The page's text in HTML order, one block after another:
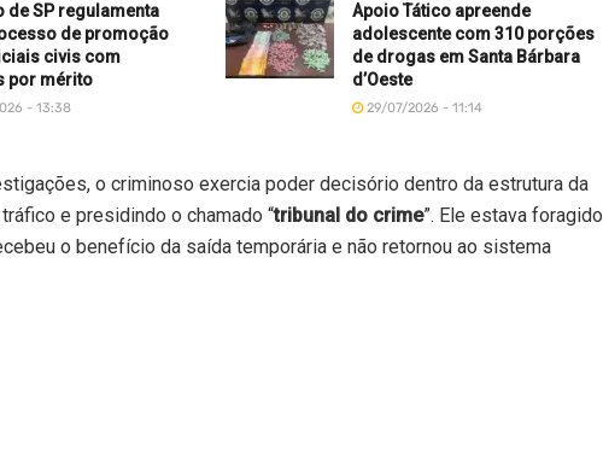
de SP regulamenta
de promoção
civis com
por mérito
- 13:38
Apoio Tático apreende
adolescente com 310 porções
de drogas em Santa Bárbara
d’Oeste
29/07/2026 - 11:14
o criminoso exercia poder decisório dentro da estrutura da
e presidindo o chamado “tribunal do crime”. Ele estava foragido
o benefício da saída temporária e não retornou ao sistema